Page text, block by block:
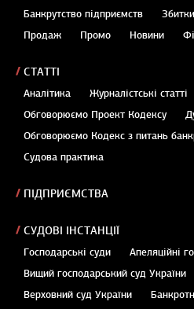
Банкрутство підприємств
Збитки
Продаж
Промо Новини
СТАТТІ
Аналітика Журналістські статті
Обговорюємо Проект Кодексу
Обговорюємо Кодекс з питань
Судова практика
ПІДПРИЄМСТВА
СУДОВІ ІНСТАНЦІЇ
Господарські суди
Апеляційні
Вищий господарський суд України
Верховний суд України